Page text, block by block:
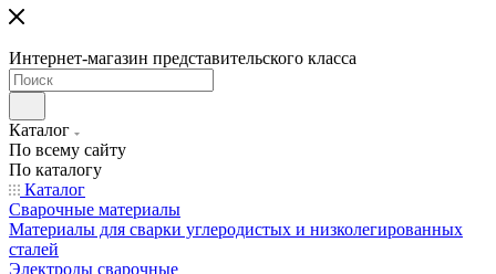
Интернет-магазин представительского класса
Каталог
По всему сайту
По каталогу
Каталог
Сварочные материалы
Материалы для сварки углеродистых и низколегированных
сталей
Электроды сварочные